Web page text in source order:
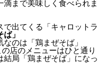
まで美味しく食べられま
で出てくる「キャロット
」
のは「鶏まぜそば」
店のメニューはひと通り
局「鶏まぜそば」になっ